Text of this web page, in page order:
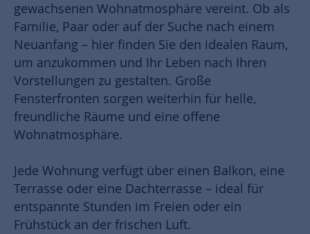
gewachsenen Wohnatmosphäre vereint. Ob als
Familie, Paar oder auf der Suche nach einem
Neuanfang – hier finden Sie den idealen Raum,
um anzukommen und Ihr Leben nach Ihren
Vorstellungen zu gestalten. Große
Fensterfronten sorgen weiterhin für helle,
freundliche Räume und eine offene
Wohnatmosphäre.
Jede Wohnung verfügt über einen Balkon, eine
Terrasse oder eine Dachterrasse – ideal für
entspannte Stunden im Freien oder ein
Frühstück an der frischen Luft.